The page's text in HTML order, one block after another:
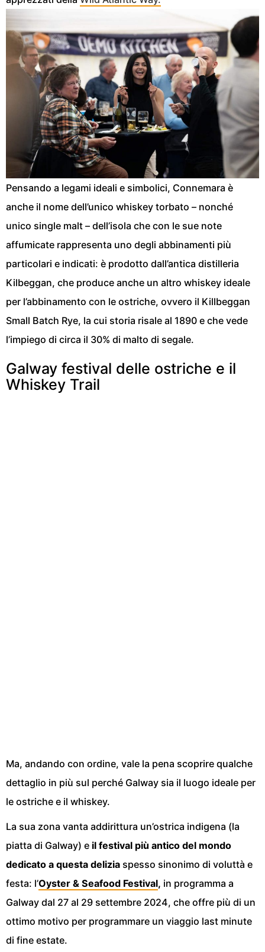
Pensando a legami ideali e simbolici, Connemara è
anche il nome dell’unico whiskey torbato – nonché
unico single malt – dell’isola che con le sue note
affumicate rappresenta uno degli abbinamenti più
particolari e indicati: è prodotto dall’antica distilleria
Kilbeggan, che produce anche un altro whiskey ideale
per l’abbinamento con le ostriche, ovvero il Killbeggan
Small Batch Rye, la cui storia risale al 1890 e che vede
l’impiego di circa il 30% di malto di segale.
Galway festival delle ostriche e il
Whiskey Trail
Ma, andando con ordine, vale la pena scoprire qualche
dettaglio in più sul perché Galway sia il luogo ideale per
le ostriche e il whiskey.
La sua zona vanta addirittura un’ostrica indigena (la
piatta di Galway) e il festival più antico del mondo
dedicato a questa delizia spesso sinonimo di voluttà e
festa: l’Oyster & Seafood Festival, in programma a
Galway dal 27 al 29 settembre 2024, che offre più di un
ottimo motivo per programmare un viaggio last minute
di fine estate.